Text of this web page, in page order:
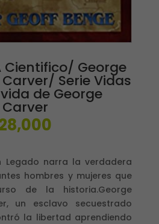
Cientifico/ George
Serie Vidas
de George
El
es:
$28,000.
Legado narra la verdadera
hombres y mujeres que
de la historia.George
un esclavo secuestrado
la libertad aprendiendo